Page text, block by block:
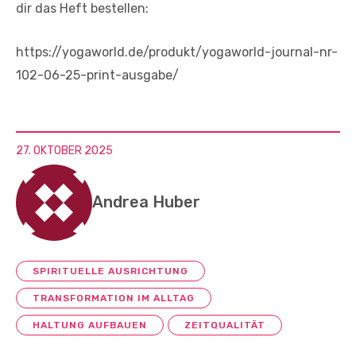
dir das Heft bestellen:
https://yogaworld.de/produkt/yogaworld-journal-nr-
102-06-25-print-ausgabe/
27. OKTOBER 2025
Andrea Huber
SPIRITUELLE AUSRICHTUNG
TRANSFORMATION IM ALLTAG
HALTUNG AUFBAUEN ZEITQUALITÄT